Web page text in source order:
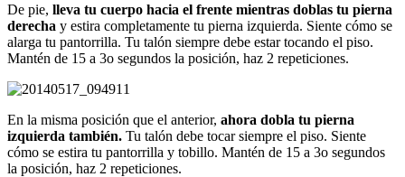
De pie, lleva tu cuerpo hacia el frente mientras doblas tu pierna
derecha y estira completamente tu pierna izquierda. Siente cómo se
alarga tu pantorrilla. Tu talón siempre debe estar tocando el piso.
Mantén de 15 a 3o segundos la posición, haz 2 repeticiones.
En la misma posición que el anterior, ahora dobla tu pierna
izquierda también. Tu talón debe tocar siempre el piso. Siente
cómo se estira tu pantorrilla y tobillo. Mantén de 15 a 3o segundos
la posición, haz 2 repeticiones.